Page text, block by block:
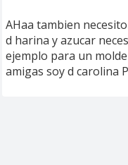
AHaa tambien
d harina y azucar
ejemplo para un
amigas soy d carolina